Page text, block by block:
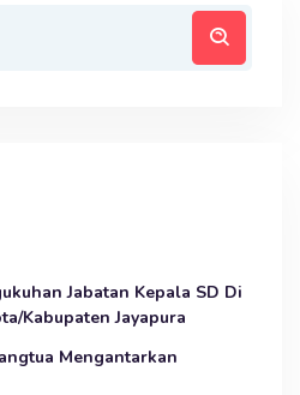
Jabatan Kepala SD Di
Kabupaten Jayapura
Mengantarkan